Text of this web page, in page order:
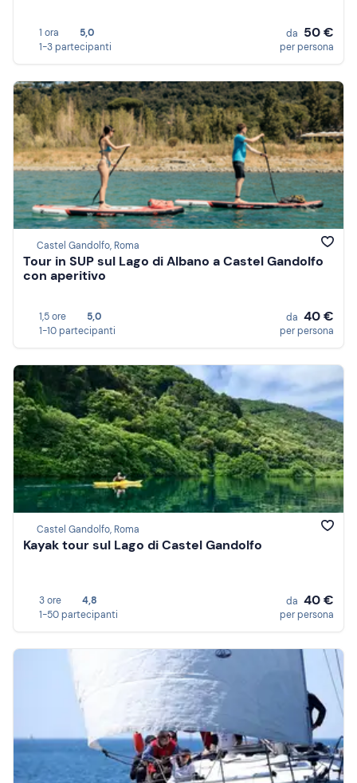
1 ora
5,0
1-3 partecipanti
da 50 €
per persona
Castel Gandolfo, Roma
Tour in SUP sul Lago di Albano a Castel Gandolfo
con aperitivo
1,5 ore
5,0
1-10 partecipanti
da 40 €
per persona
Castel Gandolfo, Roma
Kayak tour sul Lago di Castel Gandolfo
3 ore
4,8
1-50 partecipanti
da 40 €
per persona